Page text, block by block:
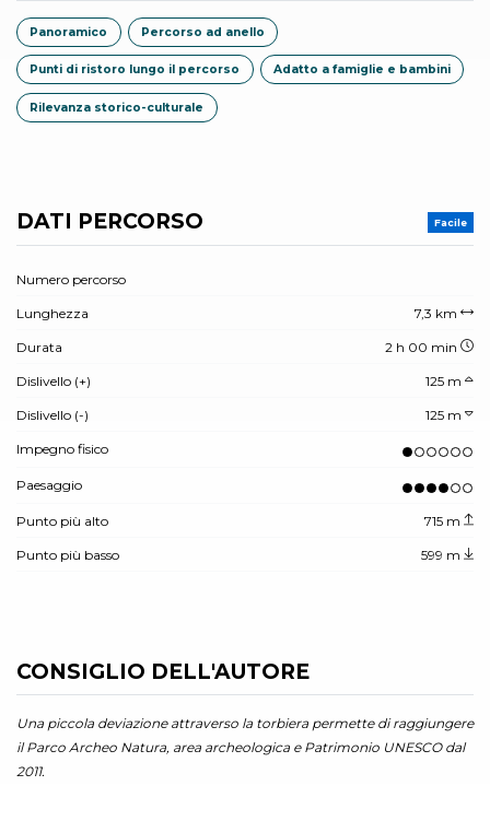
Panoramico Percorso ad anello
Punti di ristoro lungo il percorso Adatto a famiglie e bambini
Rilevanza storico-culturale
DATI PERCORSO Facile
Numero percorso
Lunghezza 7,3 km
Durata 2 h 00 min
Dislivello (+) 125 m
Dislivello (-) 125 m
Impegno fisico
Paesaggio
Punto più alto 715 m
Punto più basso 599 m
CONSIGLIO DELL'AUTORE
Una piccola deviazione attraverso la torbiera permette di raggiungere
il Parco Archeo Natura, area archeologica e Patrimonio UNESCO dal
2011.